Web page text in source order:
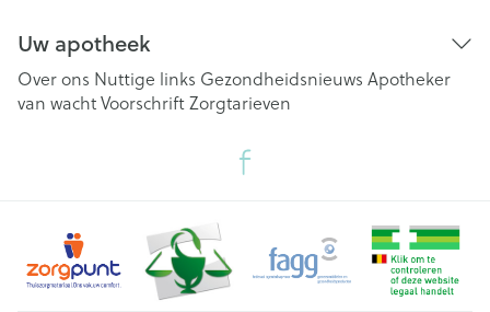
Uw apotheek
Over ons Nuttige links Gezondheidsnieuws Apotheker
van wachtVoorschriftZorgtarieven